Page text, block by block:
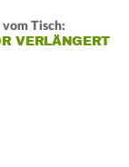
Tisch:
VERLÄNGERT